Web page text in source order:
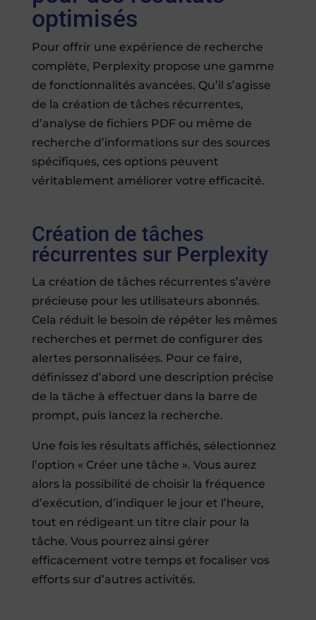
optimisés
Pour offrir une expérience de recherche
complète, Perplexity propose une gamme
de fonctionnalités avancées. Qu’il s’agisse
de la création de tâches récurrentes,
d’analyse de fichiers PDF ou même de
recherche d’informations sur des sources
spécifiques, ces options peuvent
véritablement améliorer votre efficacité.
Création de tâches
récurrentes sur Perplexity
La création de tâches récurrentes s’avère
précieuse pour les utilisateurs abonnés.
Cela réduit le besoin de répéter les mêmes
recherches et permet de configurer des
alertes personnalisées. Pour ce faire,
définissez d’abord une description précise
de la tâche à effectuer dans la barre de
prompt, puis lancez la recherche.
Une fois les résultats affichés, sélectionnez
l’option « Créer une tâche ». Vous aurez
alors la possibilité de choisir la fréquence
d’exécution, d’indiquer le jour et l’heure,
tout en rédigeant un titre clair pour la
tâche. Vous pourrez ainsi gérer
efficacement votre temps et focaliser vos
efforts sur d’autres activités.